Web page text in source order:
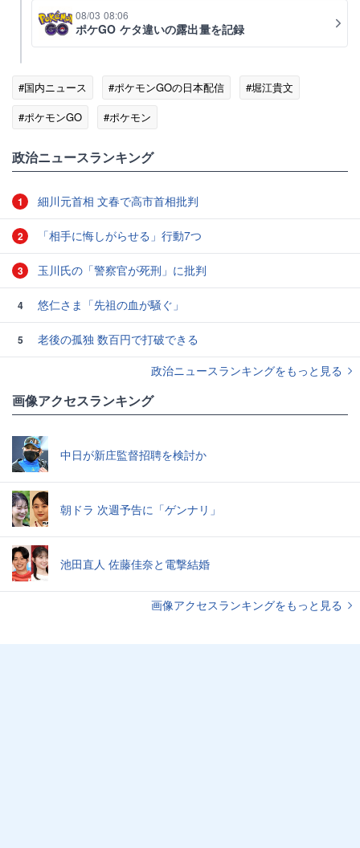
08/03 08:06
ポケGO ケタ違いの露出量を記録
#国内ニュース #ポケモンGOの日本配信
#堀江貴文
#ポケモンGO
#ポケモン
政治ニュースランキング
1 細川元首相 文春で高市首相批判
2 「相手に悔しがらせる」行動7つ
3 玉川氏の「警察官が死刑」に批判
4 悠仁さま「先祖の血が騒ぐ」
5
老後の孤独 数百円で打破できる
政治ニュースランキングをもっと見る
画像アクセスランキング
中日が新庄監督招聘を検討か
朝ドラ 次週予告に「ゲンナリ」
池田直人 佐藤佳奈と電撃結婚
画像アクセスランキングをもっと見る